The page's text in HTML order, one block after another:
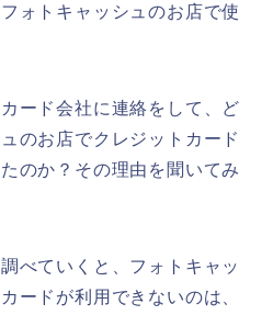
ォトキャッシュのお店で使
ード会社に連絡をして、ど
のお店でクレジットカード
のか？その理由を聞いてみ
べていくと、フォトキャッ
ードが利用できないのは、